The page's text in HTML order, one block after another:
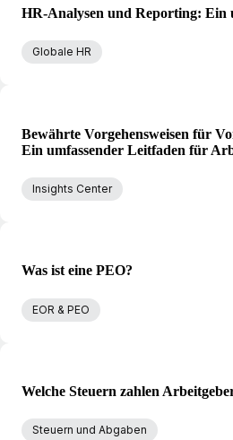
HR-Analysen und Reporting: Ein
Globale HR
Bewährte Vorgehensweisen für
Ein umfassender Leitfaden für
Insights Center
Was ist eine PEO?
EOR & PEO
Welche Steuern zahlen
Steuern und Abgaben